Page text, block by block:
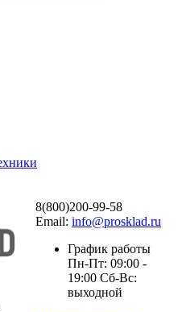
8(800)200-99-58
Email: info@prosklad.ru
График работы
Пн-Пт: 09:00 -
19:00 Сб-Вс:
выходной